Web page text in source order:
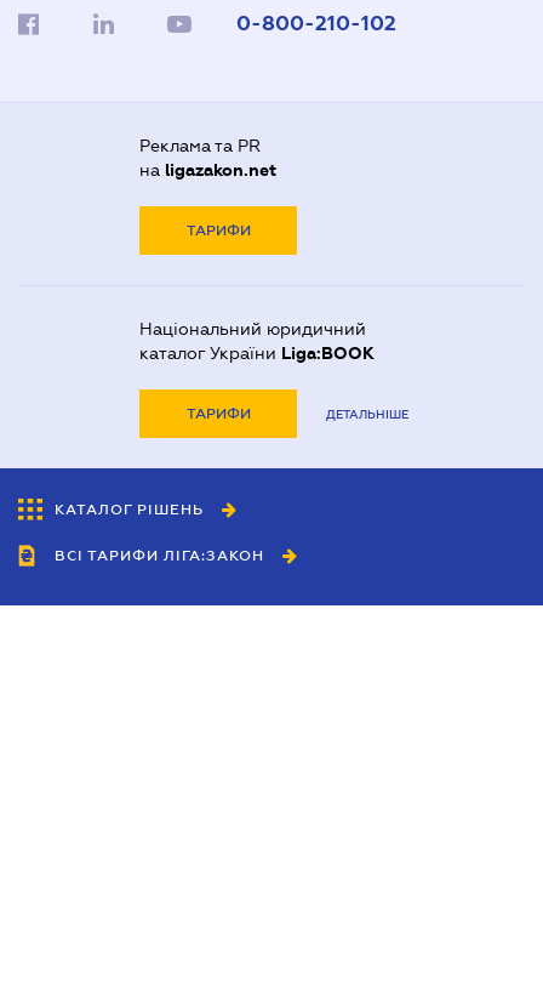
0-800-210-102
Реклама та PR
на ligazakon.net
ТАРИФИ
Національний юридичний
каталог України Liga:BOOK
ТАРИФИ ДЕТАЛЬНІШЕ
КАТАЛОГ РІШЕНЬ
ВСІ ТАРИФИ ЛІГА:ЗАКОН